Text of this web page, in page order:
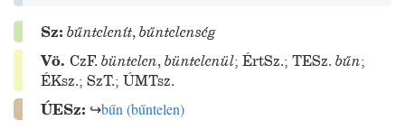
Sz: bűntelenít,bűntelenség
Vö. CzF. büntelen,büntelenül; ÉrtSz.; TESz. bűn;
ÉKsz.; SzT.; ÚMTsz.
ÚESz: ↪bűn (bűntelen)